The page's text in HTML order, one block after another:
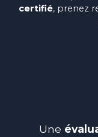
certifié, prenez
Une